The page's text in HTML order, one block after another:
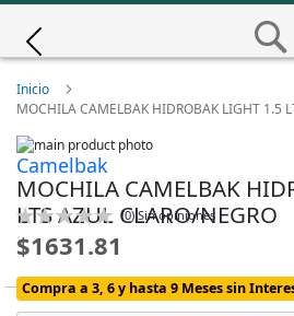
Saltar
Contenido
Inicio
MOCHILA CAMELBAK HIDROBAK LIGHT 1.5
Skip
to
the
end
of
the
images
gallery
Skip
to
the
beginning
of
the
images
gallery
Camelbak
MOCHILA CAMELBAK
LTS AZUL CLARO/NEGRO
Calificación:
% of
(0) Sin opiniones
$1631.81
Compra a 3, 6 y hasta 9 Meses sin
Giro
Iscali
Magene
MET
Wahoo